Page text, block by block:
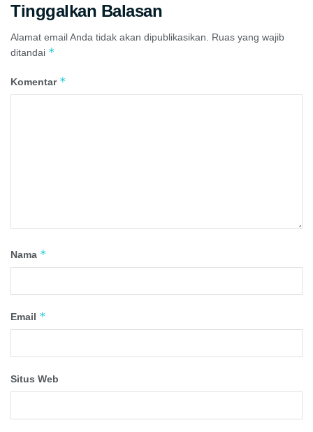
Tinggalkan Balasan
Alamat email Anda tidak akan dipublikasikan.
Ruas yang wajib
ditandai *
Komentar *
Nama *
Email *
Situs Web